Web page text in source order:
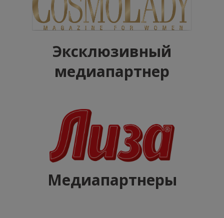
Эксклюзивный
медиапартнер
Медиапартнеры